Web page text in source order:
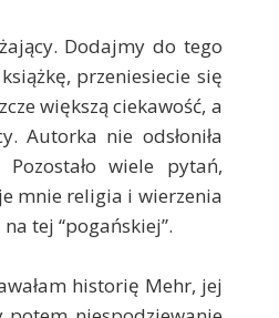
Dodajmy do tego
przeniesiecie się
większą ciekawość, a
Autorka nie odsłoniła
wiele pytań,
mnie religia i wierzenia
tej “pogańskiej”.
historię Mehr, jej